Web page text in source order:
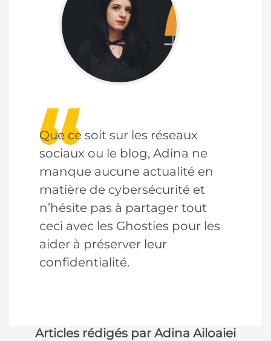
Que ce soit sur les réseaux
sociaux ou le blog, Adina ne
manque aucune actualité en
matière de cybersécurité et
n’hésite pas à partager tout
ceci avec les Ghosties pour les
aider à préserver leur
confidentialité.
Articles rédigés par Adina Ailoaiei